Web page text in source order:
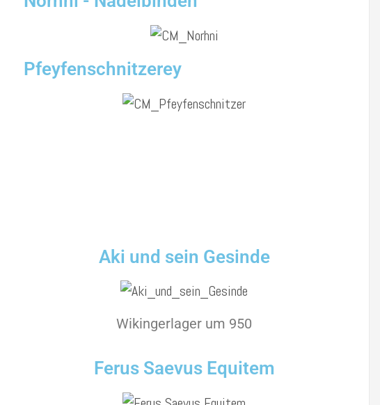
Pfeyfenschnitzerey
Aki und sein Gesinde
Wikingerlager um 950
Ferus Saevus Equitem